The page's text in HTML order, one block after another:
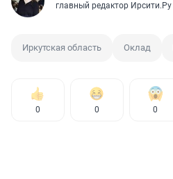
главный редактор Ирсити.Ру
Иркутская область Оклад
0 0 0